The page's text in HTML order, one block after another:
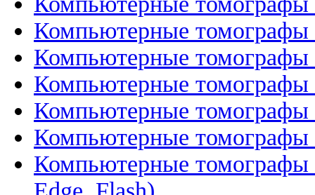
Компьютерные
Компьютерные томографы
Компьютерные томографы
Компьютерные томографы
Компьютерные
Компьютерные томографы